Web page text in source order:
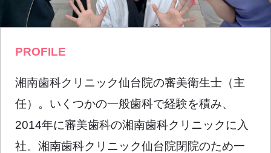
PROFILE
湘南歯科クリニック仙台院の審美衛生士（主
任）。いくつかの一般歯科で経験を積み、
2014年に審美歯科の湘南歯科クリニックに入
社。湘南歯科クリニック仙台院閉院のため一